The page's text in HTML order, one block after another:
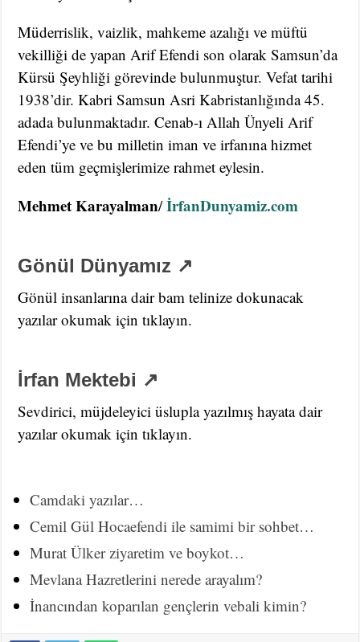
Müderrislik, vaizlik, mahkeme azalığı ve müftü
vekilliği de yapan Arif Efendi son olarak Samsun’da
Kürsü Şeyhliği görevinde bulunmuştur. Vefat tarihi
1938’dir. Kabri Samsun Asri Kabristanlığında 45.
adada bulunmaktadır. Cenab-ı Allah Ünyeli Arif
Efendi’ye ve bu milletin iman ve irfanına hizmet
eden tüm geçmişlerimize rahmet eylesin.
Mehmet Karayalman/İrfanDunyamiz.com
Gönül Dünyamız ↗
Gönül insanlarına dair bam telinize dokunacak
yazılar okumak için tıklayın.
İrfan Mektebi ↗
Sevdirici, müjdeleyici üslupla yazılmış hayata dair
yazılar okumak için tıklayın.
Camdaki yazılar…
Cemil Gül Hocaefendi ile samimi bir sohbet…
Murat Ülker ziyaretim ve boykot…
Mevlana Hazretlerini nerede arayalım?
İnancından koparılan gençlerin vebali kimin?